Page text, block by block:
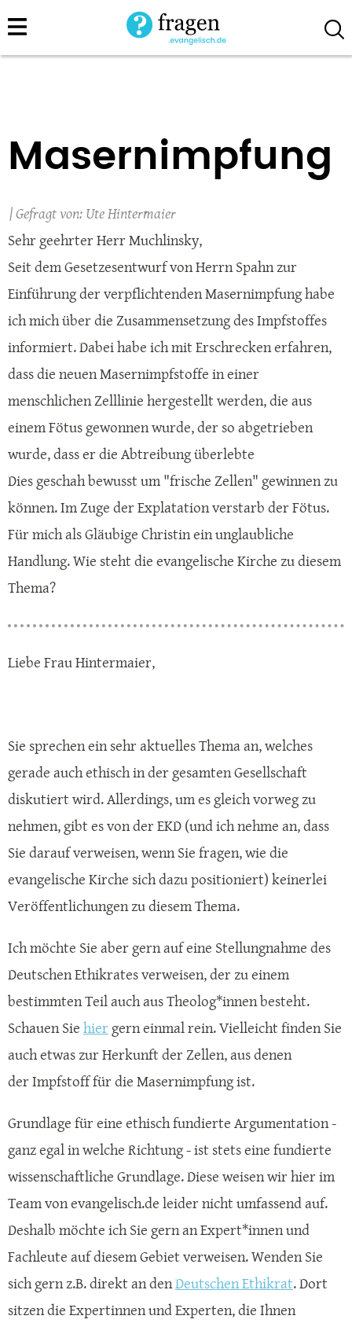
Direkt
zum
Masernimpfung
Ute Hintermaier
Sehr geehrter Herr Muchlinsky,
Seit dem Gesetzesentwurf von Herrn Spahn zur
Einführung der verpflichtenden Masernimpfung habe
ich mich über die Zusammensetzung des Impfstoffes
informiert. Dabei habe ich mit Erschrecken erfahren,
dass die neuen Masernimpfstoffe in einer
menschlichen Zelllinie hergestellt werden, die aus
einem Fötus gewonnen wurde, der so abgetrieben
wurde, dass er die Abtreibung überlebte
Dies geschah bewusst um "frische Zellen" gewinnen zu
können. Im Zuge der Explatation verstarb der Fötus.
Für mich als Gläubige Christin ein unglaubliche
Handlung. Wie steht die evangelische Kirche zu diesem
Thema?
Liebe Frau Hintermaier,
Sie sprechen ein sehr aktuelles Thema an, welches
gerade auch ethisch in der gesamten Gesellschaft
diskutiert wird. Allerdings, um es gleich vorweg zu
nehmen, gibt es von der EKD (und ich nehme an, dass
Sie darauf verweisen, wenn Sie fragen, wie die
evangelische Kirche sich dazu positioniert) keinerlei
Veröffentlichungen zu diesem Thema.
Ich möchte Sie aber gern auf eine Stellungnahme des
Deutschen Ethikrates verweisen, der zu einem
bestimmten Teil auch aus Theolog*innen besteht.
Schauen Siehier gern einmal rein. Vielleicht finden Sie
auch etwas zur Herkunft der Zellen, aus denen
der Impfstoff für die Masernimpfung ist.
Grundlage für eine ethisch fundierte Argumentation -
ganz egal in welche Richtung - ist stets eine fundierte
wissenschaftliche Grundlage. Diese weisen wir hier im
Team von evangelisch.de leider nicht umfassend auf.
Deshalb möchte ich Sie gern an Expert*innen und
Fachleute auf diesem Gebiet verweisen. Wenden Sie
sich gern z.B. direkt an denDeutschen Ethikrat. Dort
sitzen die Expertinnen und Experten, die Ihnen